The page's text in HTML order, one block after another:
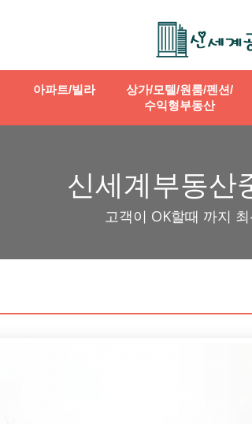
아파트/빌라
상가/모텔/원룸/펜션/
수익형부동산
신세계부동산
고객이 OK할때 까지